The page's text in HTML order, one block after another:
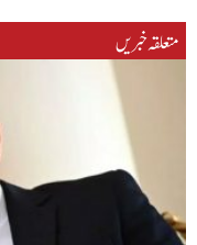
متعلقہ خبریں